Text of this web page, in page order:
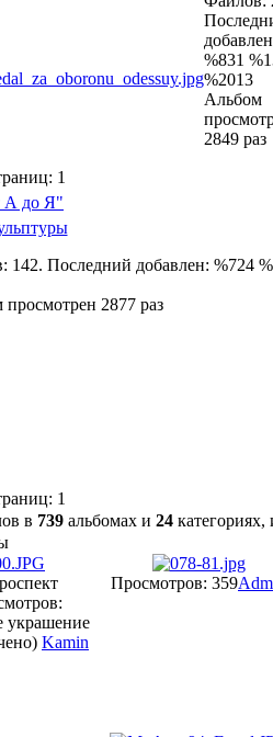
%831
%2013
Альбом
2849 раз
1
А до Я"
142. Последний добавлен: %724
2877 раз
1
в 739 альбомах и 24
украшение
Kamin
Просмотров: 359